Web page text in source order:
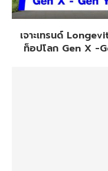
เจาะเทรนด์
ท็อปโลก Gen X -